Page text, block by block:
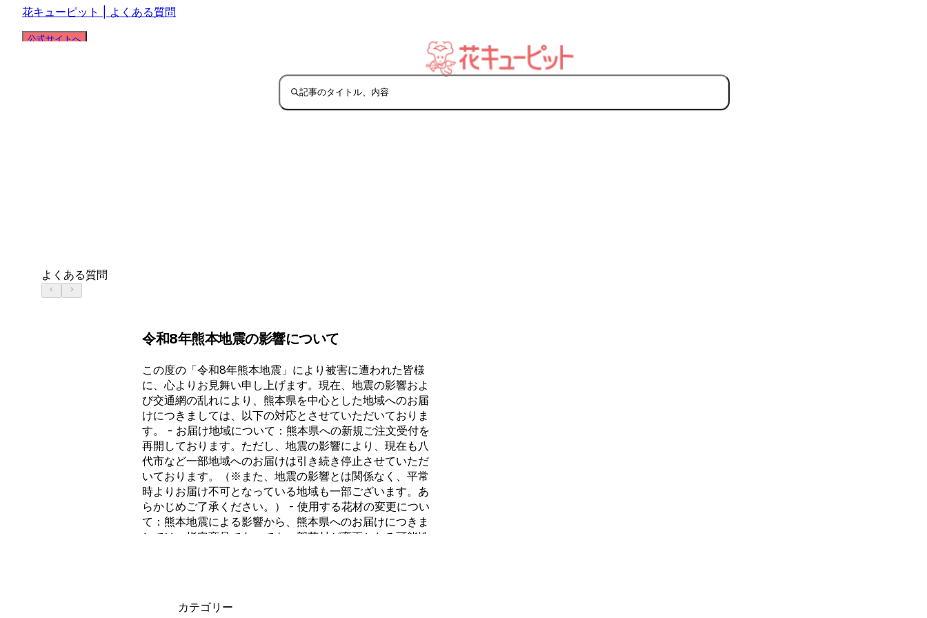
花キューピット | よくある質問
公式サイトへ
記事のタイトル、内容
よくある質問
令和8年熊本地震の影響について
この度の「令和8年熊本地震」により被害に遭われた皆様
に、心よりお見舞い申し上げます。現在、地震の影響およ
び交通網の乱れにより、熊本県を中心とした地域へのお届
けにつきましては、以下の対応とさせていただいておりま
す。 - お届け地域について：熊本県への新規ご注文受付を
再開しております。ただし、地震の影響により、現在も八
代市など一部地域へのお届けは引き続き停止させていただ
いております。（※また、地震の影響とは関係なく、平常
時よりお届け不可となっている地域も一部ございます。あ
らかじめご了承ください。） - 使用する花材の変更につい
て：熊本地震による影響から、熊本県へのお届けにつきま
しては、指定商品であっても一部花材が変更となる可能性
ルとなる場合： やむを得ずお届けをキャンセルさせていた
カテゴリー